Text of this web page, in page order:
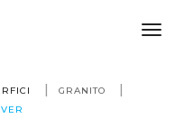
GRANITO